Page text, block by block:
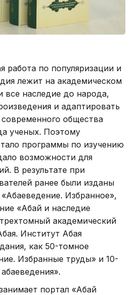
работа по популяризации и
лежит на академическом
все наследие до народа,
и адаптировать
общества
ученых. Поэтому
программы по изучению
возможности для
В результате при
ранее были изданы
Избранное»,
«Абай и наследие
академический
Институт Абая
как 50-томное
Избранные труды» и 10-
портал «Абай